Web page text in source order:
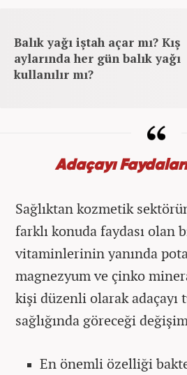
Balık yağı iştah açar mı? Kış
aylarında her gün balık yağı
kullanılır mı?
Adaçayı
Sağlıktan kozmetik
farklı konuda faydası olan
vitaminlerinin yanında
magnezyum ve çinko
kişi düzenli olarak adaçayı
sağlığında göreceği
En önemli özelliği